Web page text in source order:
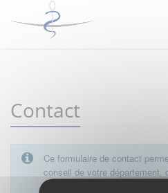
Contact
Ce formulaire de contact
conseil de votre département,
national.